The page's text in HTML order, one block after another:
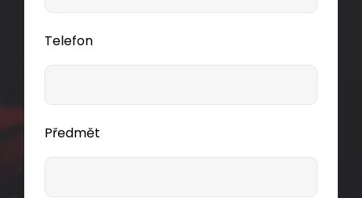
Telefon
Předmět